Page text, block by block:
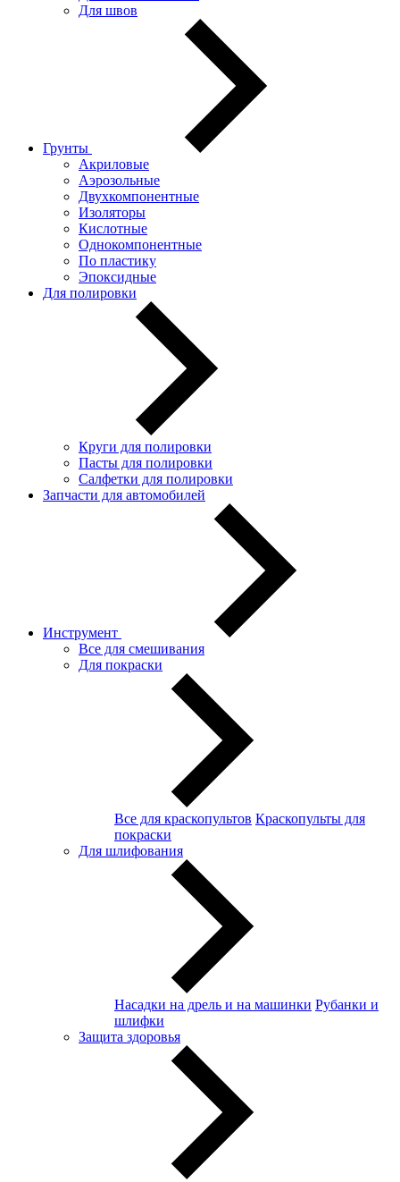
Для швов
Грунты
Акриловые
Аэрозольные
Двухкомпонентные
Изоляторы
Кислотные
Однокомпонентные
По пластику
Эпоксидные
Для полировки
Круги для полировки
Пасты для полировки
Салфетки для полировки
Запчасти для автомобилей
Инструмент
Все для смешивания
Для покраски
Все для краскопультов Краскопульты для
покраски
Для шлифования
Насадки на дрель и на машинки Рубанки и
шлифки
Защита здоровья